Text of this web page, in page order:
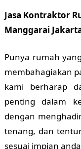
Jasa Kontraktor
Manggarai
Punya rumah
membahagiakan
kami berharap
penting dalam
dengan
tenang, dan
sesuai impian